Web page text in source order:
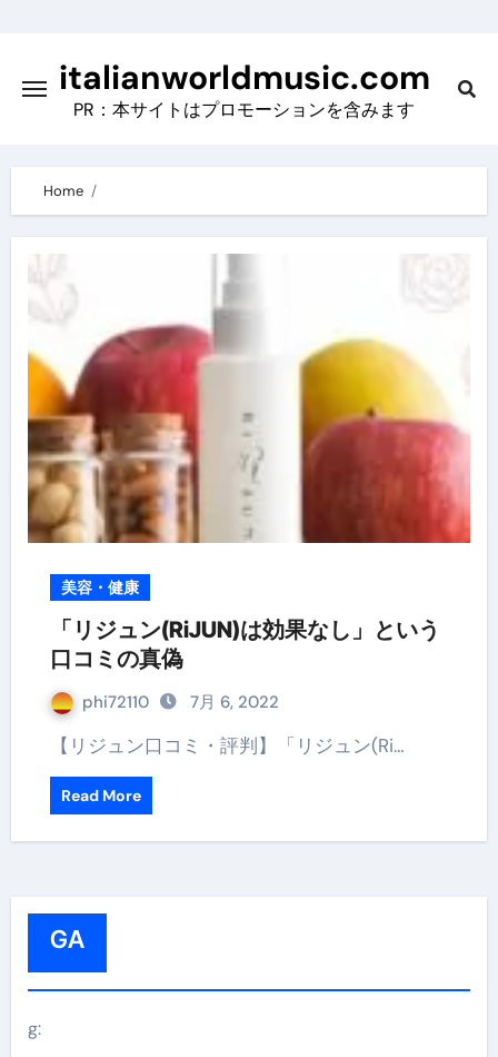
contentitalianworldmusic.com
PR：本サイトはプロモーションを含みます
Home
美容・健康
「リジュン(RiJUN)は効果なし」という
口コミの真偽
phi72110 7月 6, 2022
【リジュン口コミ・評判】「リジュン(Ri…
Read More
GA
g: